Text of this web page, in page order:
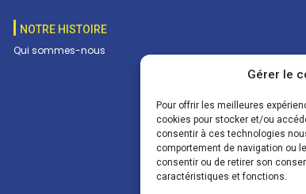
Gérer le
Pour offrir les meilleures
cookies pour stocker et/ou
consentir à ces technologies
comportement de navigation ou
consentir ou de retirer son
caractéristiques et fonctions.
NOTRE HISTOIRE
Qui sommes-nous
Vos coordonnées sont
envoyer des lettres
pouvez à tout moment
dans la lettre